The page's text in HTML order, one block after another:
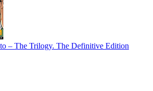
– The Trilogy. The Definitive Edition